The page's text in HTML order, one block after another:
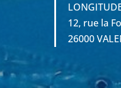
12, rue la
26000